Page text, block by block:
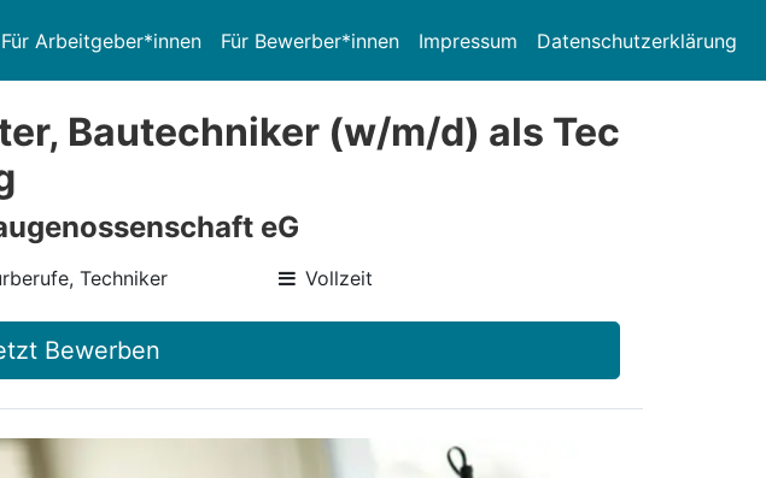
Für Arbeitgeber*innen Für Bewerber*innen Impressum Datenschutzerklärung
Bautechniker (w/m/d) als Tec
eG
Techniker Vollzeit
Bewerben